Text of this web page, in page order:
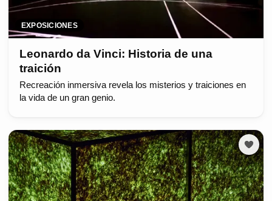
EXPOSICIONES
Leonardo da Vinci: Historia de una
traición
Recreación inmersiva revela los misterios y traiciones en
la vida de un gran genio.